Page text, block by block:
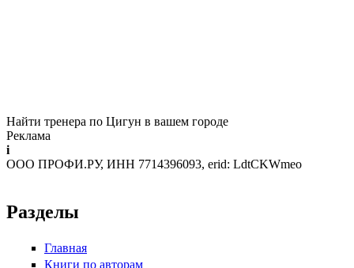
Найти тренера по Цигун в вашем городе
Реклама
i
ООО ПРОФИ.РУ, ИНН 7714396093, erid: LdtCKWmeo
Разделы
Главная
Книги по авторам